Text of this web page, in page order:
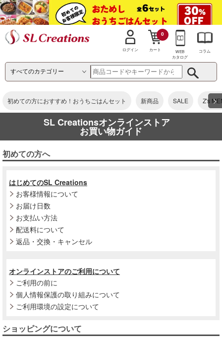
ログイン カート
0
WEB
カタログ
コラム
初めての方におすすめ！おうちごはんセット 新商品 SALE Z's >
SL Creationsオンラインストア
お買い物ガイド
初めての方へ
はじめてのSL Creations
お客様情報について
お届け日数
お支払い方法
配送料について
返品・交換・キャンセル
オンラインストアのご利用について
ご利用の前に
個人情報保護の取り組みについて
ご利用環境の設定について
ショッピングについて